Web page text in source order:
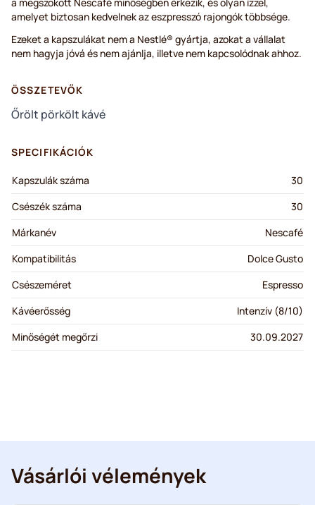
a megszokott Nescafé minőségben érkezik, és olyan ízzel,
amelyet biztosan kedvelnek az eszpresszó rajongók többsége.
Ezeket a kapszulákat nem a Nestlé® gyártja, azokat a vállalat
nem hagyja jóvá és nem ajánlja, illetve nem kapcsolódnak ahhoz.
ÖSSZETEVŐK
Őrölt pörkölt kávé
SPECIFIKÁCIÓK
Kapszulák száma
30
Csészék száma
30
Márkanév
Nescafé
Kompatibilitás
Dolce Gusto
Csészeméret
Espresso
Kávéerősség
Intenzív (8/10)
Minőségét megőrzi
30.09.2027
Vásárlói vélemények